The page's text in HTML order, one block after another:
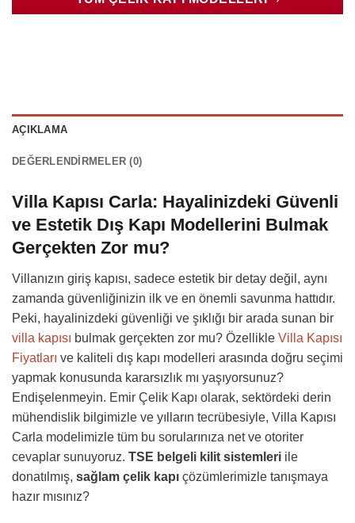
AÇIKLAMA
DEĞERLENDIRMELER (0)
Villa Kapısı Carla: Hayalinizdeki Güvenli
ve Estetik Dış Kapı Modellerini Bulmak
Gerçekten Zor mu?
Villanızın giriş kapısı, sadece estetik bir detay değil, aynı
zamanda güvenliğinizin ilk ve en önemli savunma hattıdır.
Peki, hayalinizdeki güvenliği ve şıklığı bir arada sunan bir
villa kapısı bulmak gerçekten zor mu? Özellikle Villa Kapısı
Fiyatları ve kaliteli dış kapı modelleri arasında doğru seçimi
yapmak konusunda kararsızlık mı yaşıyorsunuz?
Endişelenmeyin. Emir Çelik Kapı olarak, sektördeki derin
mühendislik bilgimizle ve yılların tecrübesiyle, Villa Kapısı
Carla modelimizle tüm bu sorularınıza net ve otoriter
cevaplar sunuyoruz. TSE belgeli kilit sistemleri ile
donatılmış, sağlam çelik kapı çözümlerimizle tanışmaya
hazır mısınız?